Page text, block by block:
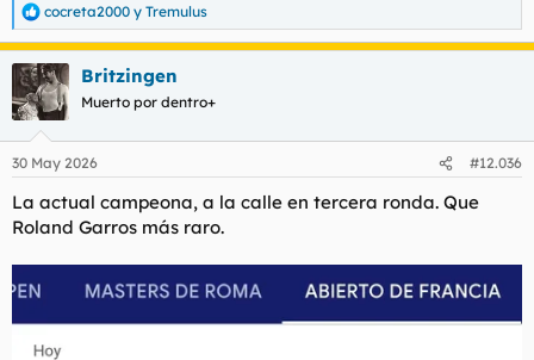
R
e
a
c
c
i
e
:
cocreta2000 y Tremulus
Britzingen
Muerto por dentro+
30 May 2026 #12.036
La actual campeona, a la calle en tercera ronda. Que
Roland Garros más raro.